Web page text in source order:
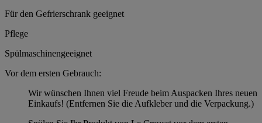
Für den Gefrierschrank geeignet
Pflege
Spülmaschinengeeignet
Vor dem ersten Gebrauch:
Wir wünschen Ihnen viel Freude beim Auspacken Ihres neuen
Einkaufs! (Entfernen Sie die Aufkleber und die Verpackung.)